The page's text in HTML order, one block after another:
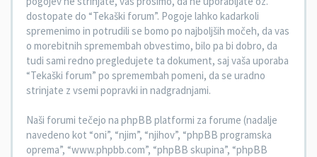
dostopate do “Tekaški forum”. Pogoje lahko kadarkoli
spremenimo in potrudili se bomo po najboljših močeh, da vas
o morebitnih spremembah obvestimo, bilo pa bi dobro, da
tudi sami redno pregledujete ta dokument, saj vaša uporaba
“Tekaški forum” po spremembah pomeni, da se uradno
strinjate z vsemi popravki in nadgradnjami.
Naši forumi tečejo na phpBB platformi za forume (nadalje
navedeno kot “oni”, “njim”, “njihov”, “phpBB programska
oprema”, “www.phpbb.com”, “phpBB skupina”, “phpBB